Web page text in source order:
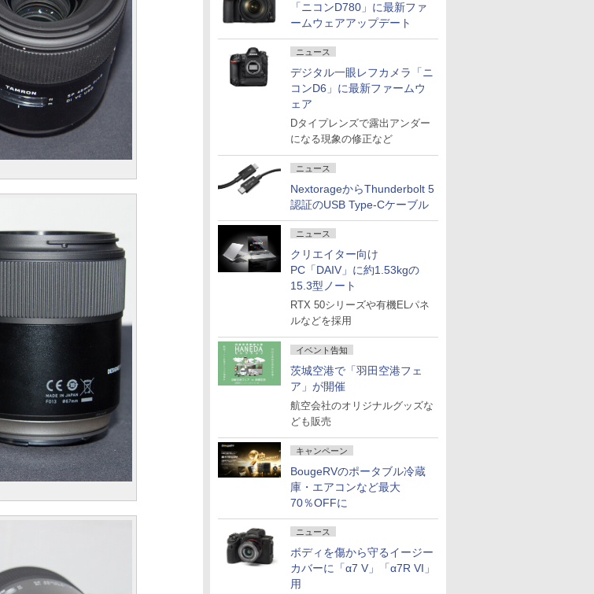
「ニコンD780」に最新ファ
ームウェアアップデート
ニュース
デジタル一眼レフカメラ「ニ
コンD6」に最新ファームウ
ェア
Dタイプレンズで露出アンダー
になる現象の修正など
ニュース
NextorageからThunderbolt 5
認証のUSB Type-Cケーブル
ニュース
クリエイター向け
PC「DAIV」に約1.53kgの
15.3型ノート
RTX 50シリーズや有機ELパネ
ルなどを採用
イベント告知
茨城空港で「羽田空港フェ
ア」が開催
航空会社のオリジナルグッズな
ども販売
キャンペーン
BougeRVのポータブル冷蔵
庫・エアコンなど最大
70％OFFに
ニュース
ボディを傷から守るイージー
カバーに「α7 V」「α7R VI」
用